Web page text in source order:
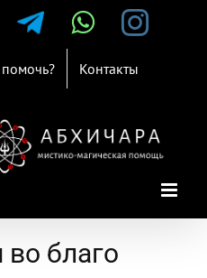
Telegram
Контакты
во благо